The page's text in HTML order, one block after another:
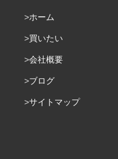
ホーム
買いたい
会社概要
ブログ
サイトマップ